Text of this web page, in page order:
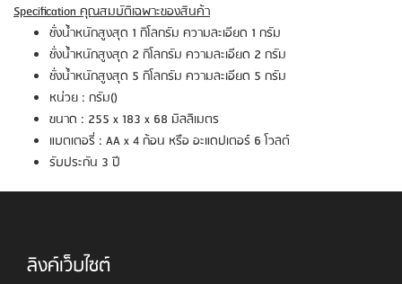
Specificationคุณสมบัติเฉพาะของสินค้า
ชั่งน้ำหนักสูงสุด 1 กิโลกรัม ความละเอียด 1 กรัม
ชั่งน้ำหนักสูงสุด 2 กิโลกรัม ความละเอียด 2 กรัม
ชั่งน้ำหนักสูงสุด 5 กิโลกรัม ความละเอียด 5 กรัม
หน่วย : กรัม()
ขนาด : 255 x 183 x 68 มิลลิเมตร
แบตเตอรี่ : AA x 4 ก้อน หรือ อะแดปเตอร์ 6 โวลต์
รับประกัน 3 ปี
ลิงค์เว็บไซต์